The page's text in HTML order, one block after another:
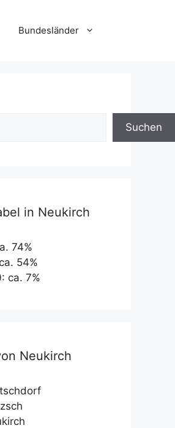
Bundesländer
Suchen
in Neukirch
74%
54%
ca. 7%
Neukirch